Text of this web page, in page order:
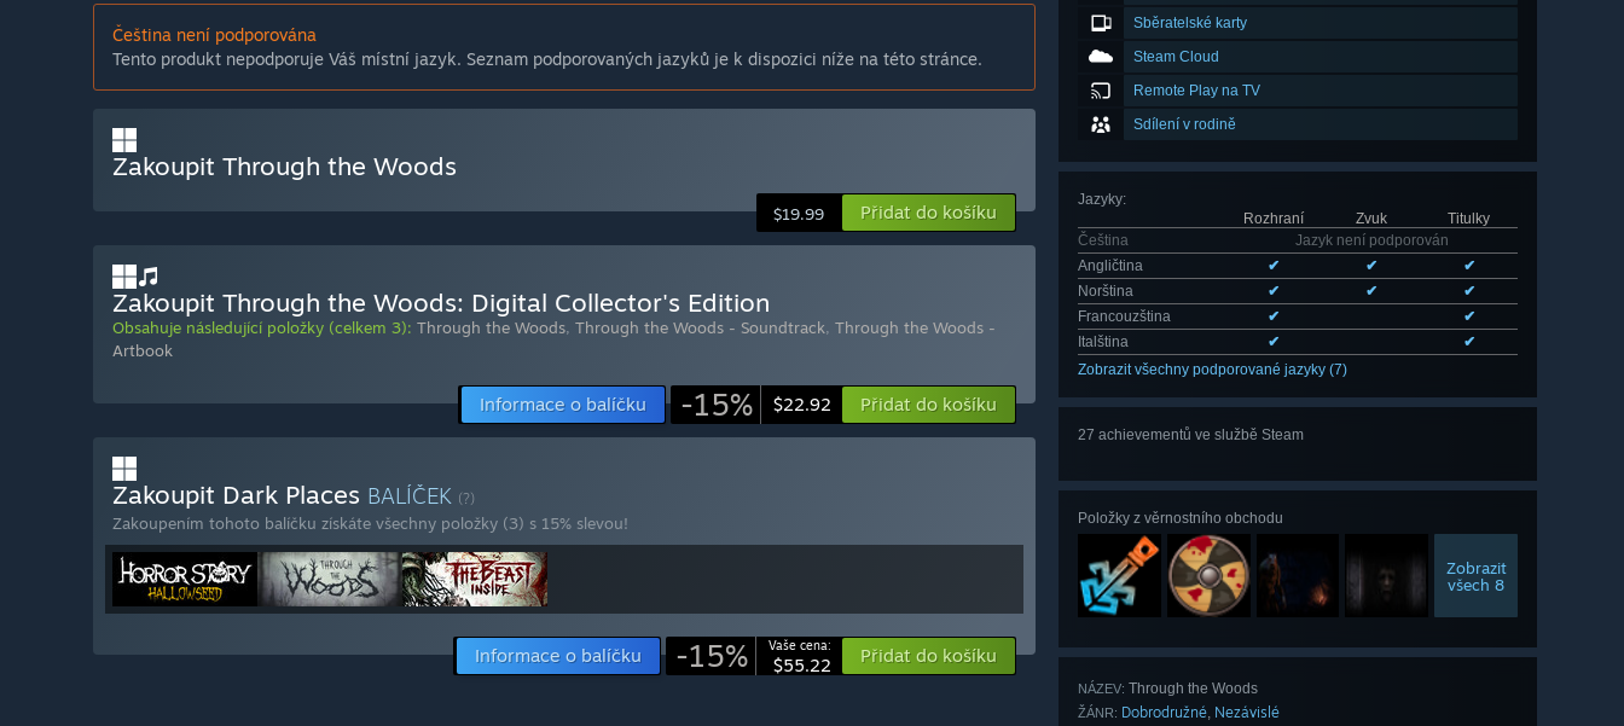
Sběratelské karty
Steam Cloud
Remote Play na TV
Sdílení v rodině
Jazyky:
Rozhraní
Zvuk
Titulky
Čeština
Jazyk není podporován
Angličtina
✔ ✔
✔
Norština
✔ ✔
✔
Francouzština
✔
✔
Italština
✔
✔
Zobrazit všechny podporované jazyky (7)
27 achievementů ve službě Steam
Položky z věrnostního obchodu
Zobrazit
všech 8
NÁZEV: Through the Woods
ŽÁNR: Dobrodružné, Nezávislé
Čeština není podporována
Tento produkt nepodporuje Váš místní jazyk. Seznam podporovaných jazyků je k dispozici níže na této stránce.
Zakoupit Through the Woods
$19.99 Přidat do košíku
Zakoupit Through the Woods: Digital Collector's Edition
Obsahuje následující položky (celkem 3): Through the Woods, Through the Woods - Soundtrack, Through the Woods -
Artbook
Informace o balíčku -15% $22.92 Přidat do košíku
Zakoupit Dark Places BALÍČEK (?)
Zakoupením tohoto balíčku získáte všechny položky (3) s 15% slevou!
Informace o balíčku -15% Vaše cena:
$55.22 Přidat do košíku